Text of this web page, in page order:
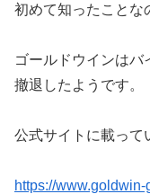
初めて知ったことな
ゴールドウインはバ
撤退したようです。
公式サイトに載って
https://